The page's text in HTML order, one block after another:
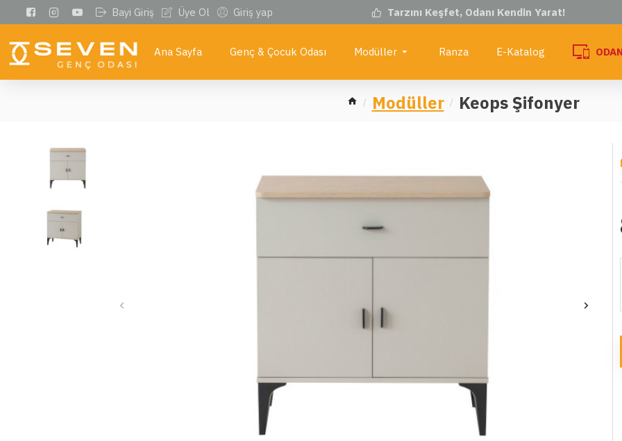
Bayi Giriş Üye Ol Giriş yap Tarzını Keşfet, Odanı Kendin Yarat!
Ana Sayfa Genç & Çocuk Odası Modüller Ranza E-Katalog
Modüller Keops Şifonyer